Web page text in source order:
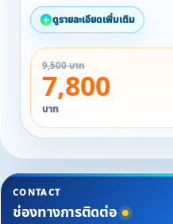
เรทราคา สำหรับ 6 ท่าน
✳️ ช่วงปกติ (1 มกรา - 31 ตุลา
❤️ วันอาทิตย์ - ศุกร์ 7,800 บาท
❤️ วันเสาร์,วันหยุดยาว 8,500 บ
✳️ ช่วงปลายปี (1 พฤศจิกา -
✳️ ช่วงเทศกาลสิ้นปี (20 ธันวา
ดูรายละเอียดเพิ่มเติม
9,500 บาท
7,800
บาท
CONTACT
ช่องทางการติดต่อ